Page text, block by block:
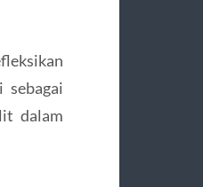
sebagai
dalam